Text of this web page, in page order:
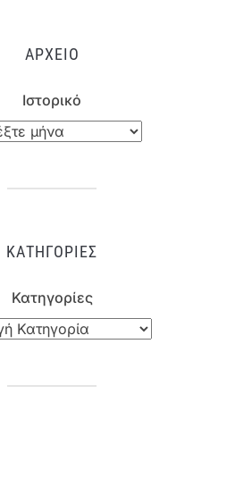
ΑΡΧΕΊΟ
Ιστορικό
ΚΑΤΗΓΟΡΊΕΣ
Κατηγορίες